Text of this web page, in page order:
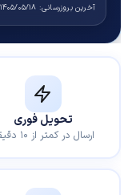
آخرین بروزرسانی: ۱۴۰۵/۰۵/۱۸ ساعت ۱۸:۱۲
تحویل فوری
ارسال در کمتر از ۱۰ دقیقه